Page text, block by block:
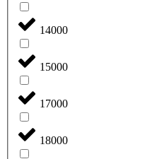
14000
15000
17000
18000